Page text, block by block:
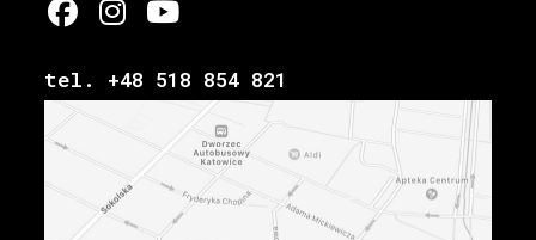
tel. +48 518 854 821